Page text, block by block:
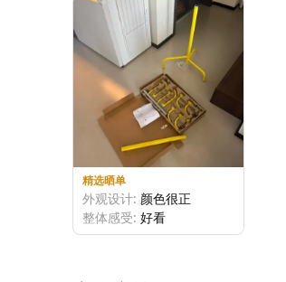
精选晒单
外观设计: 颜色很正
整体感受: 好看
商品品质:很有分量